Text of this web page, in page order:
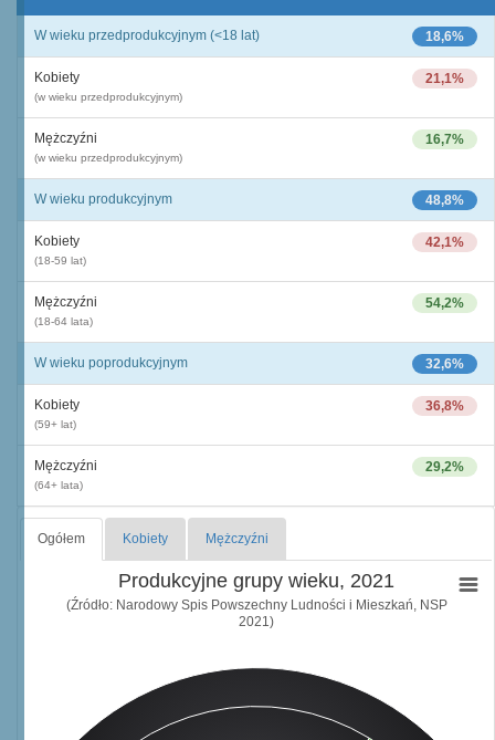
18,6%
W wieku przedprodukcyjnym (<18 lat)
21,1%
Kobiety
(w wieku przedprodukcyjnym)
16,7%
Mężczyźni
(w wieku przedprodukcyjnym)
48,8%
W wieku produkcyjnym
42,1%
Kobiety
(18-59 lat)
54,2%
Mężczyźni
(18-64 lata)
32,6%
W wieku poprodukcyjnym
36,8%
Kobiety
(59+ lat)
29,2%
Mężczyźni
(64+ lata)
Ogółem Kobiety Mężczyźni
Produkcyjne grupy wieku, 2021
(Źródło: Narodowy Spis Powszechny Ludności i Mieszkań, NSP
2021)